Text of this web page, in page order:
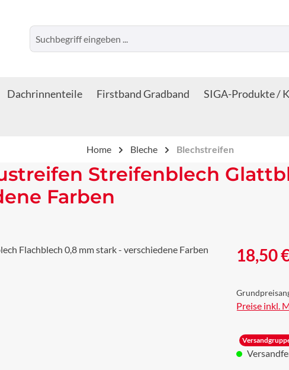
Dachrinnenteile Firstband Gradband SIGA-Produkte /
Home Bleche Blechstreifen
Streifenblech
Farben
Regulärer
18,50
Preise inkl.